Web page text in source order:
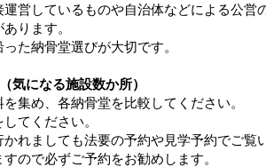
営しているものや自治体などによる公営
ります。
た納骨堂選びが大切です。
気になる施設数か所）
集め、各納骨堂を比較してください。
てください。
れましても法要の予約や見学予約でご覧
ので必ずご予約をお勧めします。